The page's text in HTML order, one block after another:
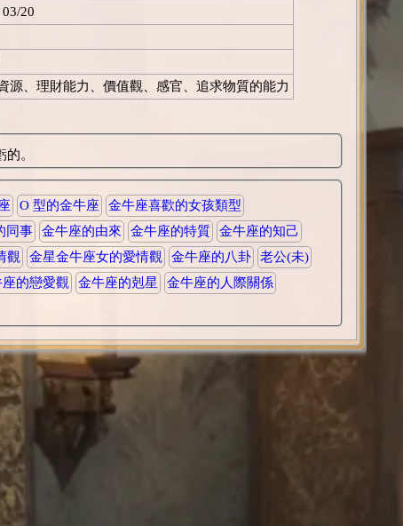
20
源、理財能力、價值觀、感官、追求物質的能力
。
O 型的金牛座
金牛座喜歡的女孩類型
同事 金牛座的由來 金牛座的特質
金牛座的知己
觀 金星金牛座女的愛情觀 金牛座的八卦
老公(未)
的戀愛觀 金牛座的剋星
金牛座的人際關係